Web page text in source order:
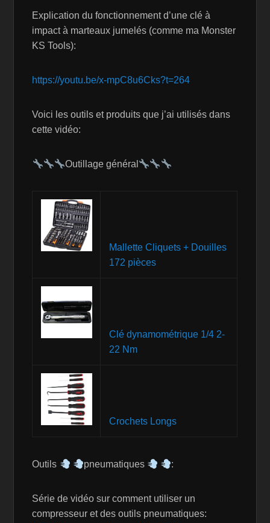
Explication du fonctionnement d’une clé à
impact à marteaux jumelés (comme ma Monster
KS Tools):
https://youtu.be/x-mpC8u6Cks?t=264
Voici les outils et produits que j’ai utilisés dans
cette vidéo:
Outillage général
Mallette Cliquets + Douilles
172 pièces
Clé dynamométrique 1/4 2-
22 Nm
Crochets Longs
Outils pneumatiques :
Série de vidéo sur comment utiliser un
compresseur et des outils pneumatiques: